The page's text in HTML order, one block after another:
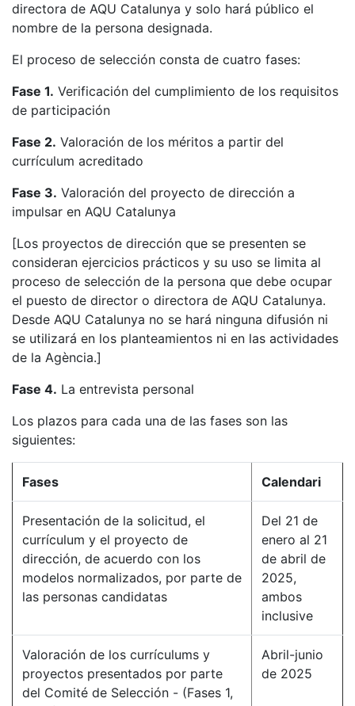
directora de AQU Catalunya y solo hará público el
nombre de la persona designada.
El proceso de selección consta de cuatro fases:
Fase 1. Verificación del cumplimiento de los requisitos
de participación
Fase 2. Valoración de los méritos a partir del
currículum acreditado
Fase 3. Valoración del proyecto de dirección a
impulsar en AQU Catalunya
[Los proyectos de dirección que se presenten se
consideran ejercicios prácticos y su uso se limita al
proceso de selección de la persona que debe ocupar
el puesto de director o directora de AQU Catalunya.
Desde AQU Catalunya no se hará ninguna difusión ni
se utilizará en los planteamientos ni en las actividades
de la Agència.]
Fase 4. La entrevista personal
Los plazos para cada una de las fases son las
siguientes:
Fases Calendari
Presentación de la solicitud, el
currículum y el proyecto de
dirección, de acuerdo con los
modelos normalizados, por parte de
las personas candidatas
Del 21 de
enero al 21
de abril de
2025,
ambos
inclusive
Valoración de los currículums y
proyectos presentados por parte
del Comité de Selección - (Fases 1,
Abril-junio
de 2025